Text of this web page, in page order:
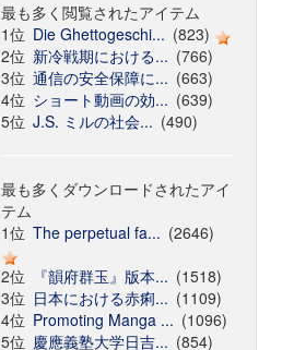
最も多く閲覧されたアイテム
1位 Die Ghettogeschi... (823)
2位 新冷戦期における... (766)
3位 通信の安全保障に... (663)
4位 ショート動画の効... (639)
5位 J.S. ミルの社会... (490)
最も多くダウンロードされたアイ
テム
1位 The perpetual fa... (2646)
2位
『韻府群玉』版本... (1518)
3位 日本における赤痢... (1109)
4位 Promoting Manga ... (1096)
5位 慶應義塾大学日吉... (854)